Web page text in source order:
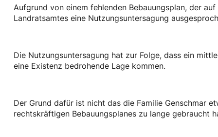
Aufgrund von einem fehlenden Bebauungsplan, der
Landratsamtes eine Nutzungsuntersagung
Die Nutzungsuntersagung hat zur Folge, dass ein
eine Existenz bedrohende Lage kommen.
Der Grund dafür ist nicht das die Familie Genschmar
rechtskräftigen Bebauungsplanes zu lange gebraucht